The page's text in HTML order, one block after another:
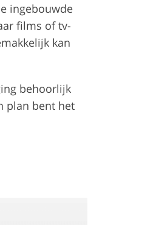
ingebouwde
films of tv-
kan
behoorlijk
plan bent het